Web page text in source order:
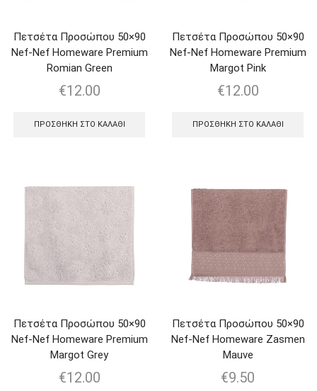
Πετσέτα Προσώπου 50×90
Nef-Nef Homeware Premium
Romian Green
€12.00
ΠΡΟΣΘΉΚΗ ΣΤΟ ΚΑΛΆΘΙ
Πετσέτα Προσώπου 50×90
Nef-Nef Homeware Premium
Margot Pink
€12.00
ΠΡΟΣΘΉΚΗ ΣΤΟ ΚΑΛΆΘΙ
Πετσέτα Προσώπου 50×90
Nef-Nef Homeware Premium
Margot Grey
€12.00
Πετσέτα Προσώπου 50×90
Nef-Nef Homeware Zasmen
Mauve
€9.50